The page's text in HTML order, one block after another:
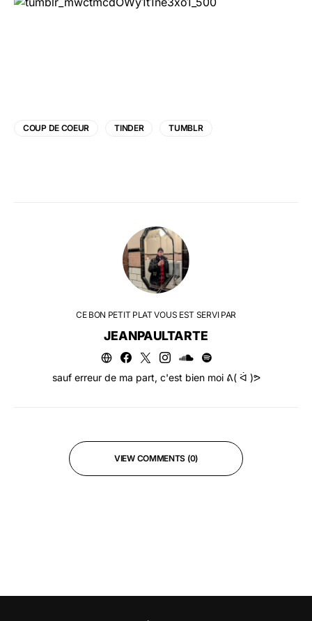
COUP DE COEUR TINDER TUMBLR
CE BON PETIT PLAT VOUS EST SERVI PAR
JEANPAULTARTE
sauf erreur de ma part, c'est bien moi ᕕ( ᐛ )ᕗ
VIEW COMMENTS (0)